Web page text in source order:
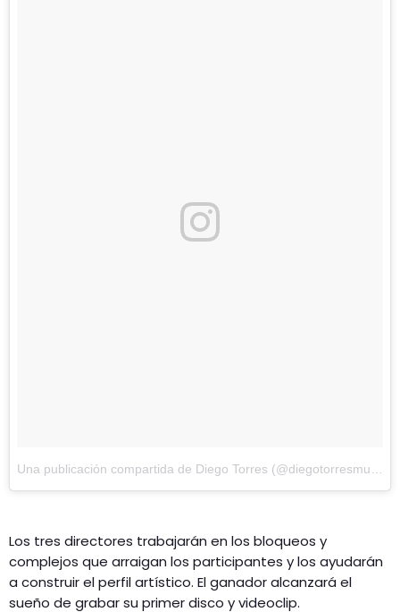
Los tres directores trabajarán en los bloqueos y
complejos que arraigan los participantes y los ayudarán
a construir el perfil artístico. El ganador alcanzará el
sueño de grabar su primer disco y videoclip.